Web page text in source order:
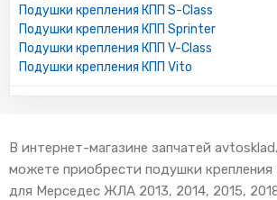
Подушки крепления КПП S-Class
Подушки крепления КПП Sprinter
Подушки крепления КПП V-Class
Подушки крепления КПП Vito
В интернет-магазине запчатей
можете приобрести подушки
для Мерседес ЖЛА 2013, 2014, 2015,